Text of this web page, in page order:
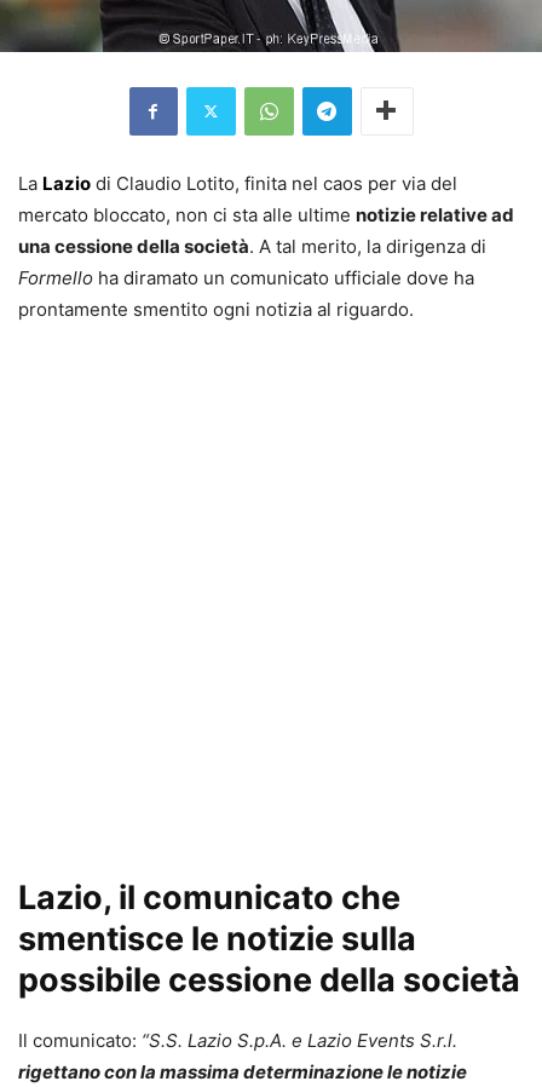
La Lazio di Claudio Lotito, finita nel caos per via del
mercato bloccato, non ci sta alle ultime notizie relative ad
una cessione della società. A tal merito, la dirigenza di
Formello ha diramato un comunicato ufficiale dove ha
prontamente smentito ogni notizia al riguardo.
Lazio, il comunicato che
smentisce le notizie sulla
possibile cessione della società
Il comunicato: “S.S. Lazio S.p.A. e Lazio Events S.r.l.
rigettano con la massima determinazione le notizie